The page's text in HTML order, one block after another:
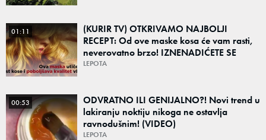
01:11
(KURIR TV) OTKRIVAMO NAJBOLJI
RECEPT: Od ove maske kosa će vam rasti,
neverovatno brzo! IZNENADIĆETE SE
LEPOTA
00:53
ODVRATNO ILI GENIJALNO?! Novi trend u
lakiranju noktiju nikoga ne ostavlja
ravnodušnim! (VIDEO)
LEPOTA